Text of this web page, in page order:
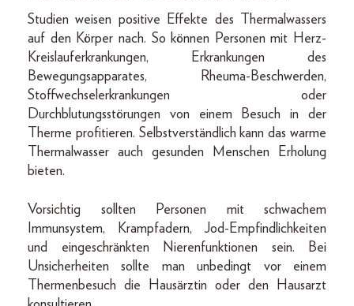
Studien weisen positive Effekte des Thermalwassers
auf den Körper nach. So können Personen mit Herz-
Kreislauferkrankungen, Erkrankungen des
Bewegungsapparates, Rheuma-Beschwerden,
Stoffwechselerkrankungen oder
Durchblutungsstörungen von einem Besuch in der
Therme profitieren. Selbstverständlich kann das warme
Thermalwasser auch gesunden Menschen Erholung
bieten.
Vorsichtig sollten Personen mit schwachem
Immunsystem, Krampfadern, Jod-Empfindlichkeiten
und eingeschränkten Nierenfunktionen sein. Bei
Unsicherheiten sollte man unbedingt vor einem
Thermenbesuch die Hausärztin oder den Hausarzt